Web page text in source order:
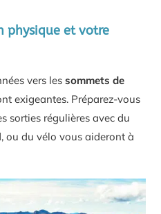
physique et votre
vers lessommets de
exigeantes. Préparez-vous
sorties régulières avec du
ou du vélo vous aideront à